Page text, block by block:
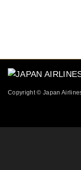
Copyright © Japan